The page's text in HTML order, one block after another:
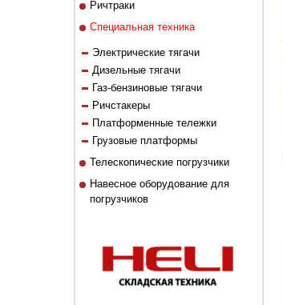
Ричтраки
Специальная техника
Электрические тягачи
Дизельные тягачи
Газ-бензиновые тягачи
Ричстакеры
Платформенные тележки
Грузовые платформы
Телескопические погрузчики
Навесное оборудование для
погрузчиков